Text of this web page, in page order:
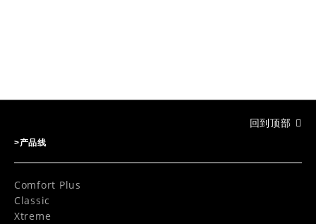
回到顶部
>产品线
Comfort Plus
Classic
Xtreme